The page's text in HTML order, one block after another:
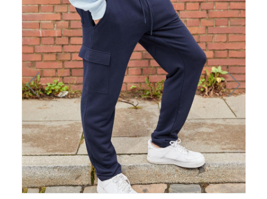
PELUCHES & GOODIES
LINGE DEMAISON
NOUVEAUTÉS
ÉCORESPONSABLE
PROMOS
CYBERNECARD
LA SOCIÉTÉ
SERVICES
ROADSHOWS, FORUM DES EXPERTS